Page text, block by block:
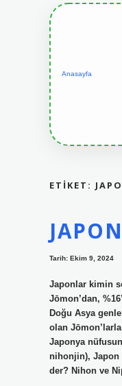
Anasayfa
ETIKET:
Tarih: Ekim 9, 2024
Japonlar kimin
Jōmon’dan,
Doğu Asya
olan
Japonya
nihonjin), Japon
der? Nihon ve